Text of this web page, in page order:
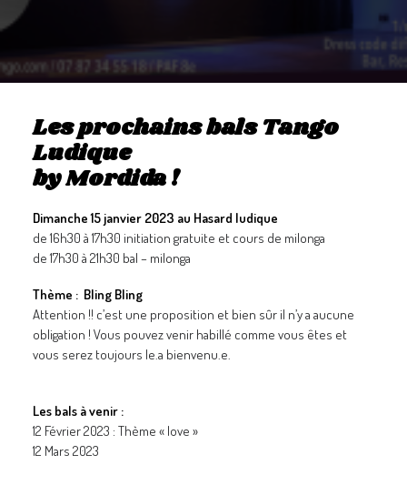
CONTACTEZ-NOUS
FACEBOOK
RECHERCHE
Les prochains bals Tango
Ludique
by Mordida !
Dimanche 15 janvier 2023 au Hasard ludique
de 16h30 à 17h30 initiation gratuite et cours de milonga
de 17h30 à 21h30 bal – milonga
Thème : Bling Bling
Attention !! c’est une proposition et bien sûr il n’y a aucune
obligation ! Vous pouvez venir habillé comme vous êtes et
vous serez toujours le.a bienvenu.e.
Les bals à venir :
12 Février 2023 : Thème « love »
12 Mars 2023